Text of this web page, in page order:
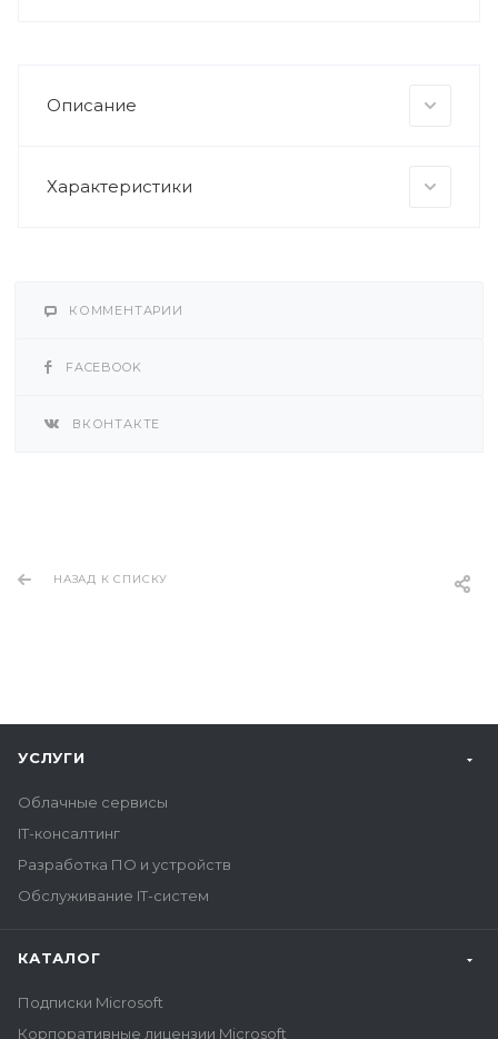
Описание
Характеристики
КОММЕНТАРИИ
FACEBOOK
ВКОНТАКТЕ
НАЗАД К СПИСКУ
УСЛУГИ
Облачные сервисы
IT-консалтинг
Разработка ПО и устройств
Обслуживание IT-систем
КАТАЛОГ
Подписки Microsoft
Корпоративные лицензии Microsoft